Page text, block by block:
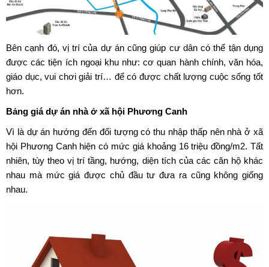
Bên cạnh đó, vị trí của dự án cũng giúp cư dân có thể tận dụng
được các tiện ích ngoại khu như: cơ quan hành chính, văn hóa,
giáo dục, vui chơi giải trí… để có được chất lượng cuộc sống tốt
hơn.
Bảng giádự án nhà ở xã hội Phương Canh
Vì là dự án hướng đến đối tượng có thu nhập thấp nên nhà ở xã
hội Phương Canhhiện có mức giá khoảng 16 triệu đồng/m2. Tất
nhiên, tùy theo vị trí tầng, hướng, diện tích của các căn hộ khác
nhau mà mức giá được chủ đầu tư đưa ra cũng không giống
nhau.